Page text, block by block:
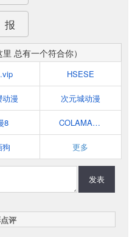
总有一个符合你）
HSESE
动漫 次元城动漫
8 COLAMANGA
狗 更多
发表
评